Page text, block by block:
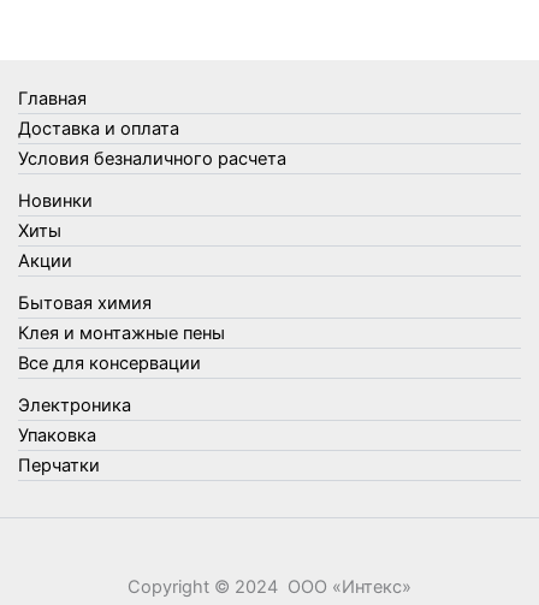
Товары для кухни
Товары для сада и огорода
Товары для туризма и отдыха
Упаковка
Утеплители и прочее
Фонари, лампы и удлинители
Хозяйственные товары
Швабры, стекломои, черенки и насадки
Шнуры, веревки и шпагаты
Электроника
Элементы питания
Главная
Доставка и оплата
Условия безналичного расчета
Новинки
Хиты
Акции
Бытовая химия
Клея и монтажные пены
Все для консервации
Электроника
Упаковка
Перчатки
Copyright © 2024 ООО «‎Интекс»‎